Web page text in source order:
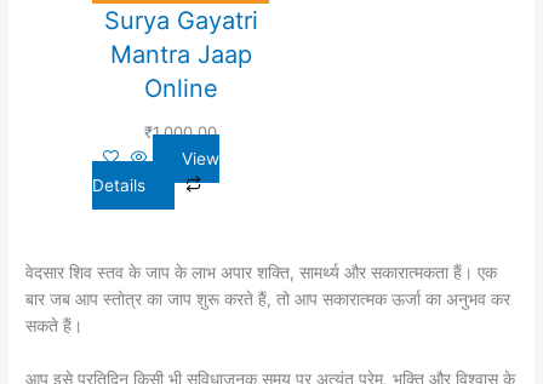
Surya Gayatri
Mantra Jaap
Online
₹1,000.00
View
Details
वेदसार शिव स्तव के जाप के लाभ अपार शक्ति, सामर्थ्य और सकारात्मकता हैं। एक
बार जब आप स्तोत्र का जाप शुरू करते हैं, तो आप सकारात्मक ऊर्जा का अनुभव कर
सकते हैं।
आप इसे प्रतिदिन किसी भी सुविधाजनक समय पर अत्यंत प्रेम, भक्ति और विश्वास के